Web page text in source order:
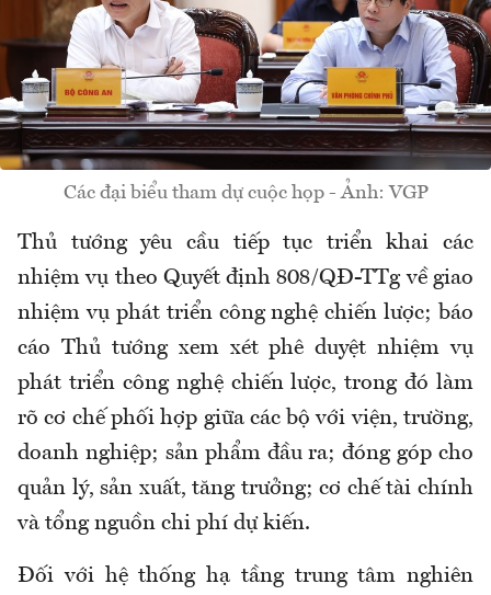
Các đại biểu tham dự cuộc họp - Ảnh: VGP
Thủ tướng yêu cầu tiếp tục triển khai các
nhiệm vụ theo Quyết định 808/QĐ-TTg về giao
nhiệm vụ phát triển công nghệ chiến lược; báo
cáo Thủ tướng xem xét phê duyệt nhiệm vụ
phát triển công nghệ chiến lược, trong đó làm
rõ cơ chế phối hợp giữa các bộ với viện, trường,
doanh nghiệp; sản phẩm đầu ra; đóng góp cho
quản lý, sản xuất, tăng trưởng; cơ chế tài chính
và tổng nguồn chi phí dự kiến.
Đối với hệ thống hạ tầng trung tâm nghiên